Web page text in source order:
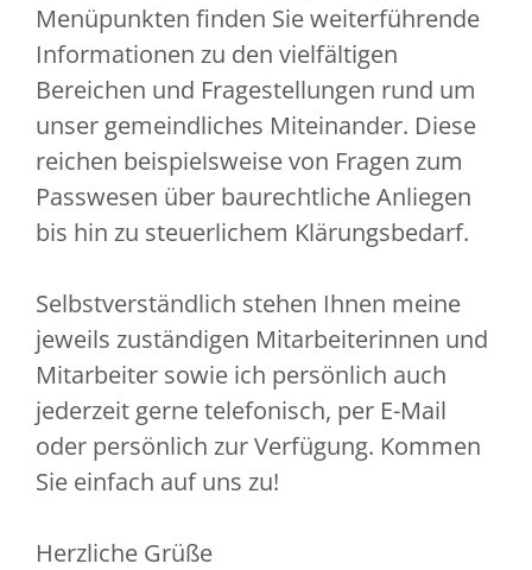
Menüpunkten finden Sie weiterführende
Informationen zu den vielfältigen
Bereichen und Fragestellungen rund um
unser gemeindliches Miteinander. Diese
reichen beispielsweise von Fragen zum
Passwesen über baurechtliche Anliegen
bis hin zu steuerlichem Klärungsbedarf.
Selbstverständlich stehen Ihnen meine
jeweils zuständigen Mitarbeiterinnen und
Mitarbeiter sowie ich persönlich auch
jederzeit gerne telefonisch, per E-Mail
oder persönlich zur Verfügung. Kommen
Sie einfach auf uns zu!
Herzliche Grüße